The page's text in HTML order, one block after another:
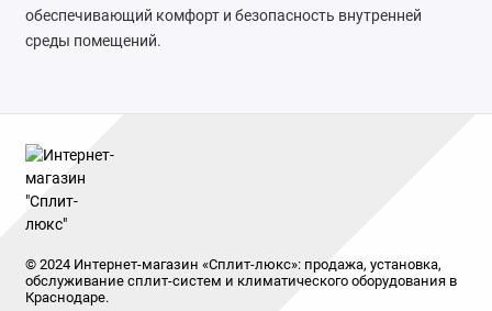
обеспечивающий комфорт и безопасность внутренней
среды помещений.
© 2024 Интернет-магазин «Сплит-люкс»: продажа, установка,
обслуживание сплит-систем и климатического оборудования в
Краснодаре.